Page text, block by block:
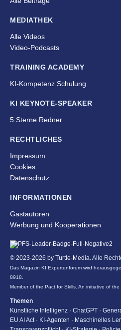
MEDIATHEK
Alle Videos
Video-Podcasts
TRAINING ACADEMY
KI-Kompetenz Schulung
KI KEYNOTE-SPEAKER
5 Sterne Redner
RECHTLICHES
Impressum
Cookies
Datenschutz
INFORMATIONEN
Gastautoren
Werbung und Kooperationen
© 2023-2026 by Turtle-Media . Alle
Das Magazin KI Expertenforum wird
8918.
Member of the Pact for Skills. An initiative of the
Themen
Künstliche Intelligenz · ChatGPT ·
EU AI Act · KI-Agenten · Maschinelles